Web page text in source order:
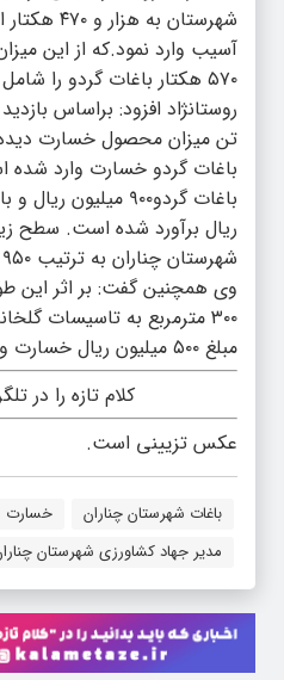
شهرستان به
۵۷۰ هکتار باغات گردو را شامل می شود.
باغات گردو خسارت وارد شده
ریال برآورد شده است. سطح
شهرستان چناران به ‌ترتیب ۹۵۰ و ۲۷۰۰ هکتار است.
۳۰۰ مترمربع به تاسیسات
مبلغ ۵۰۰ میلیون ریال خسارت وارد گردید.
کلام تازه را در
عکس تزیینی است.
باغات شهرستان چناران خسارت
مدیر جهاد کشاورزی شهرستان